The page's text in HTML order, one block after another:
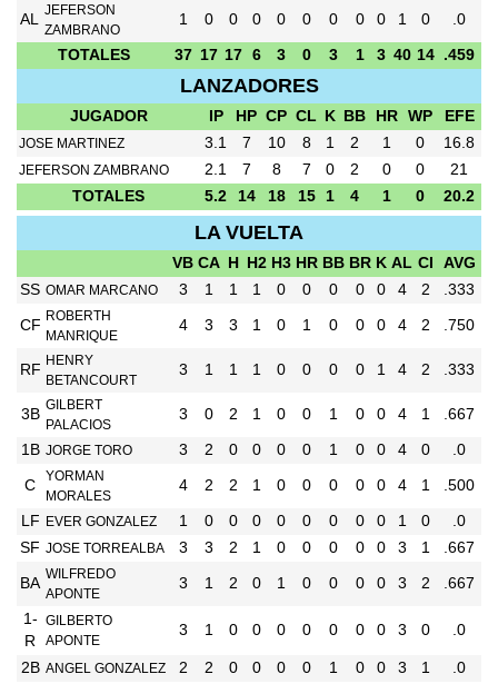
AL
JEFERSON
ZAMBRANO
1 0 0 0 0 0 0 0 0 1 0 .0
TOTALES 37 17 17 6 3 0 3 1 3 40 14 .459
LANZADORES
JUGADOR IP HP CP CL K BB HR WP EFE
JOSE MARTINEZ 3.1 7 10 8 1 2 1 0 16.8
JEFERSON ZAMBRANO 2.1 7 8 7 0 2 0 0
21
TOTALES
5.2 14 18 15 1 4 1 0 20.2
LA VUELTA
VB CA H H2 H3 HR BB BR K AL CI
AVG
SS OMAR MARCANO 3 1 1 1 0 0 0 0 0 4 2 .333
CF
ROBERTH
MANRIQUE
4 3 3 1 0 1 0 0 0 4 2 .750
RF
HENRY
BETANCOURT
3 1 1 1 0 0 0 0 1 4 2 .333
3B
GILBERT
PALACIOS
3 0 2 1 0 0 1 0 0 4 1 .667
1B JORGE TORO 3 2 0 0 0 0 1 0 0 4 0 .0
C
YORMAN
MORALES
4 2 2 1 0 0 0 0 0 4 1 .500
LF EVER GONZALEZ 1 0 0 0 0 0 0 0 0 1 0
.0
SF JOSE TORREALBA 3 3 2 1 0 0 0 0 0 3 1 .667
BA
WILFREDO
APONTE
3 1 2 0 1 0 0 0 0 3 2 .667
1-
R
GILBERTO
APONTE
3 1 0 0 0 0 0 0 0 3 0 .0
2B ANGEL GONZALEZ 2 2 0 0 0 0 1 0 0 3 1 .0